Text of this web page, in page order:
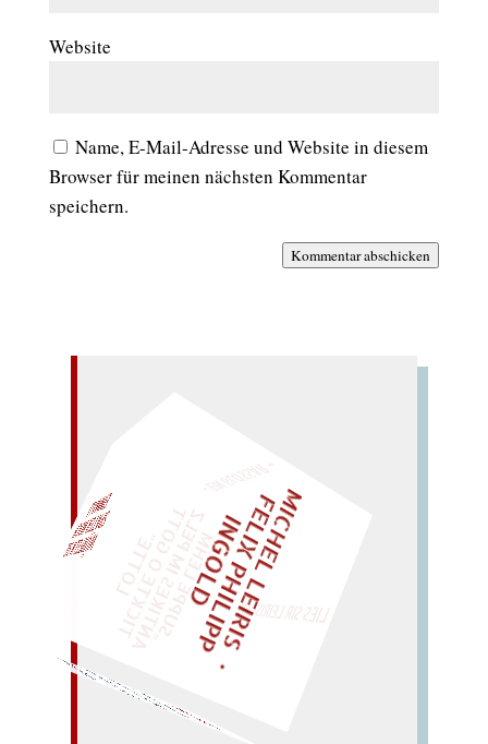
Website
Name, E-Mail-Adresse und Website in diesem
Browser für meinen nächsten Kommentar
speichern.
Kommentar abschicken
„
S
U
P
P
E
L
E
H
M
A
N
T
I
K
E
S
I
M
P
E
L
Z
T
I
C
K
T
E
O
G
O
T
TL
O
T
T
E
lies:
musealer als alles;
Aalbiss statt
Musenkuss. –Lear
muss
mal a
m Limes
… –
Ar
me Lisa, iss
Mus!
M
I
C
HE
L
L
E
I
R
I
S
・
F
E
L
I
X
P
H
I
L
I
P
P
IN
G
O
L
D
EINMAL!